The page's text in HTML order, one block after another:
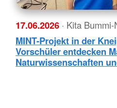
17.06.2026 · Kita
MINT-Projekt in der
Vorschüler entdecken
Naturwissenschaften